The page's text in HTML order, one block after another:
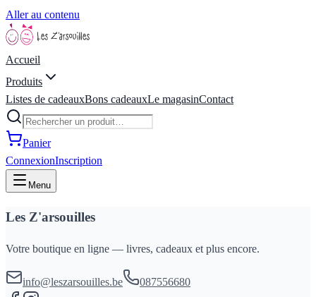
Aller au contenu
Accueil
Produits
Listes de cadeauxBons cadeauxLe magasinContact
Panier
ConnexionInscription
Menu
Les Z'arsouilles
Votre boutique en ligne — livres, cadeaux et plus encore.
info@leszarsouilles.be 087556680